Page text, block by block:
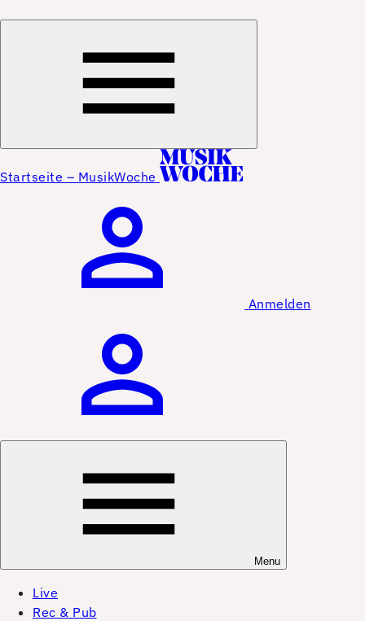
Startseite – MusikWoche
Anmelden
Menu
Live
Rec & Pub